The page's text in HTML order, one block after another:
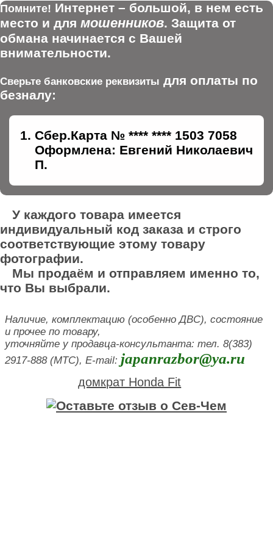
Помните! Интернет – большой, в нем есть
место и для мошенников. Защита от
обмана начинается с Вашей
внимательности.
Сверьте банковские реквизиты для оплаты по
безналу:
Сбер.Карта № **** **** 1503 7058
Оформлена: Евгений Николаевич
П.
У каждого товара имеется
индивидуальный код заказа и строго
соответствующие этому товару
фотографии.
Мы продаём и отправляем именно то,
что Вы выбрали.
Наличие, комплектацию (особенно ДВС), состояние
и прочее по товару,
уточняйте у продавца-консультанта: тел. 8(383)
2917-888 (МТС), E-mail: japanrazbor@ya.ru
домкрат Honda Fit